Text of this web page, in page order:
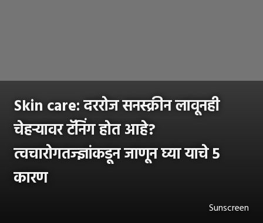
Skin care: दररोज सनस्क्रीन लावूनही
चेहऱ्यावर टॅनिंग होत आहे?
त्वचारोगतज्ज्ञांकडून जाणून घ्या याचे 5
कारण
Sunscreen